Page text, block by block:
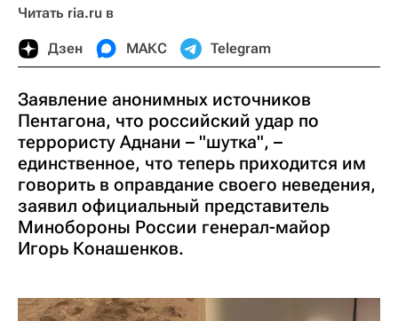
Читать ria.ru в
Дзен МАКС Telegram
Заявление анонимных источников
Пентагона, что российский удар по
террористу Аднани – "шутка", –
единственное, что теперь приходится им
говорить в оправдание своего неведения,
заявил официальный представитель
Минобороны России генерал-майор
Игорь Конашенков.